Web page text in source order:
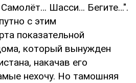
Шасси… Бегите…".
с этим
показательной
который вынужден
накачав его
нехочу. Но тамошняя